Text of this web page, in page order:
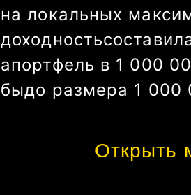
на локальных
доходность
апортфель в 1 000
быдо размера 1 000
Открыть